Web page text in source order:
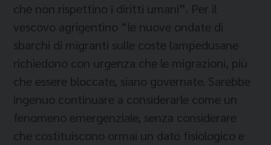
che non rispettino i diritti umani”. Per il
vescovo agrigentino “le nuove ondate di
sbarchi di migranti sulle coste lampedusane
richiedono con urgenza che le migrazioni, più
che essere bloccate, siano governate. Sarebbe
ingenuo continuare a considerarle come un
fenomeno emergenziale, senza considerare
che costituiscono ormai un dato fisiologico e